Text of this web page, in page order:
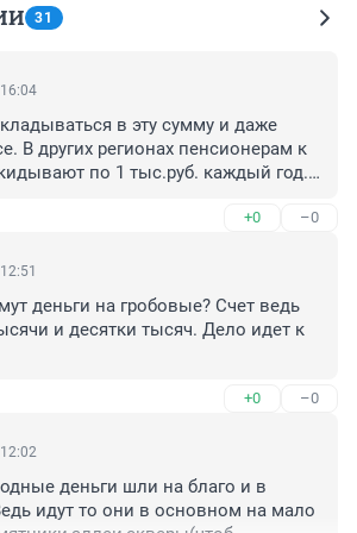
31
в эту сумму и даже
В других регионах пенсионерам к
по 1 тыс.руб. каждый год. У
+0 –0
деньги на гробовые? Счет ведь
и десятки тысяч. Дело идет к
+0 –0
деньги шли на благо и в
идут то они в основном на мало